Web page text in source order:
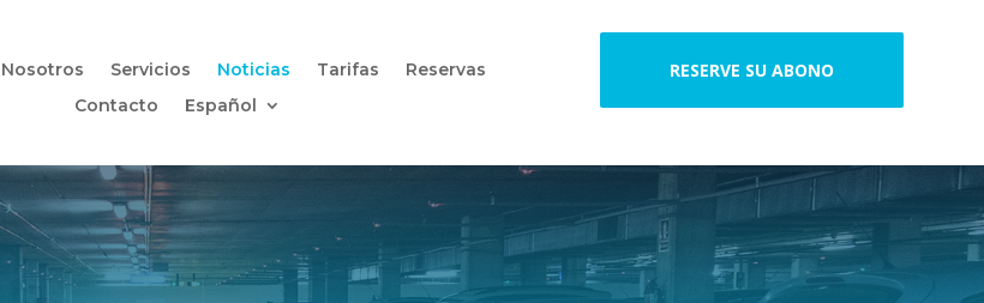
Servicios Noticias Tarifas
Reservas
Contacto
Español
RESERVE SU ABONO